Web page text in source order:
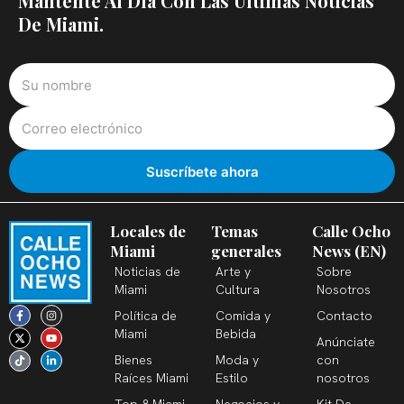
De Miami.
F
a
c
e
b
o
o
I
n
s
t
a
g
r
X
-
t
w
i
t
t
Y
o
u
t
u
b
e
T
i
k
t
o
k
L
i
n
k
e
d
i
Locales de
Miami
Noticias de
Miami
Política de
Miami
Bienes
Raíces Miami
Temas
generales
Arte y
Cultura
Comida y
Bebida
Moda y
Estilo
Calle Ocho
News (EN)
Sobre
Nosotros
Contacto
Anúnciate
con
nosotros